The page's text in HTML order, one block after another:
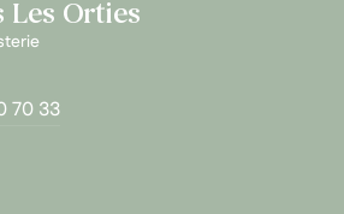
Les Orties
70 33